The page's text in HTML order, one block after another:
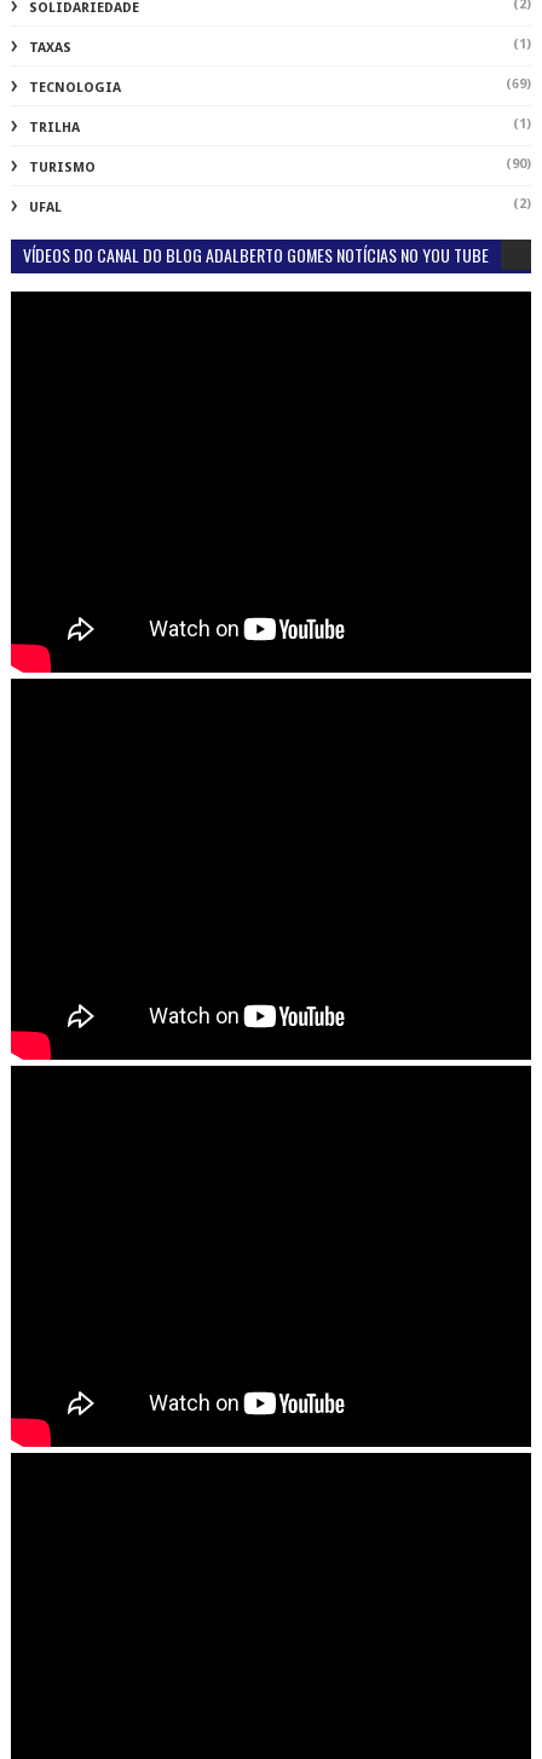
SOLIDARIEDADE (2)
TAXAS (1)
TECNOLOGIA (69)
TRILHA (1)
TURISMO (90)
UFAL (2)
VÍDEOS DO CANAL DO BLOG ADALBERTO GOMES NOTÍCIAS NO YOU TUBE